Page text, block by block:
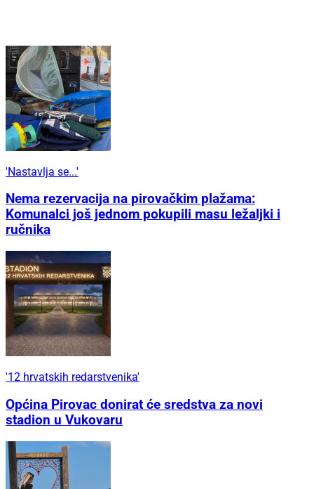
'Nastavlja se...'
Nema rezervacija na pirovačkim plažama:
Komunalci još jednom pokupili masu ležaljki i
ručnika
'12 hrvatskih redarstvenika'
Općina Pirovac donirat će sredstva za novi
stadion u Vukovaru